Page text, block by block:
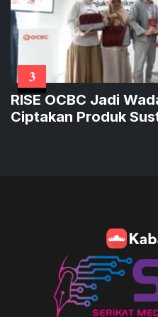
3
RISE OCBC Jadi
Ciptakan Produk